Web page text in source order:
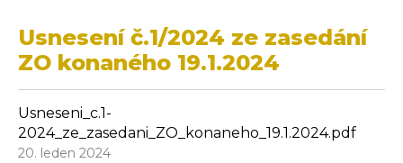
Usnesení č.1/2024 ze zasedání
ZO konaného 19.1.2024
Usneseni_c.1-
2024_ze_zasedani_ZO_konaneho_19.1.2024.pdf
20. leden 2024